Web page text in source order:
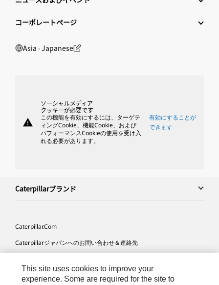
コーポレートページ
Asia ‧ Japanese
warning
ソーシャルメディア
クッキーが必要です
この機能を有効にするには、ターゲテ
ィングCookie、機能Cookie、および
パフォーマンスCookieの使用を受け入
れる必要があります。
有効にすることが
できます
Caterpillarブランド
Caterpillar.com
Caterpillarジャパンへのお問い合わせ＆連絡先
サイト･マップ
This site uses cookies to improve your
experience. Some are required for the site to